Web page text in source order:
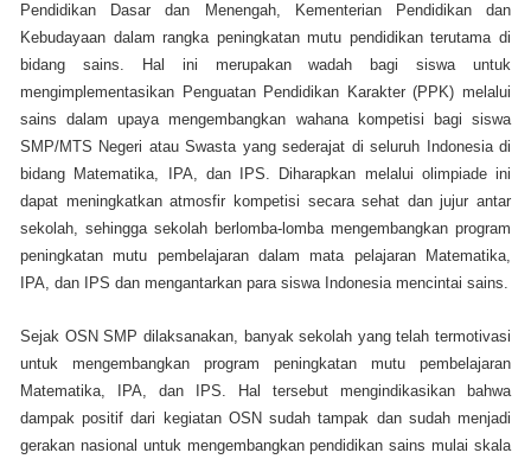
Pendidikan Dasar dan Menengah, Kementerian Pendidikan dan
Kebudayaan dalam rangka peningkatan mutu pendidikan terutama di
bidang sains. Hal ini merupakan wadah bagi siswa untuk
mengimplementasikan Penguatan Pendidikan Karakter (PPK) melalui
sains dalam upaya mengembangkan wahana kompetisi bagi siswa
SMP/MTS Negeri atau Swasta yang sederajat di seluruh Indonesia di
bidang Matematika, IPA, dan IPS. Diharapkan melalui olimpiade ini
dapat meningkatkan atmosfir kompetisi secara sehat dan jujur antar
sekolah, sehingga sekolah berlomba-lomba mengembangkan program
peningkatan mutu pembelajaran dalam mata pelajaran Matematika,
IPA, dan IPS dan mengantarkan para siswa Indonesia mencintai sains.
Sejak OSN SMP dilaksanakan, banyak sekolah yang telah termotivasi
untuk mengembangkan program peningkatan mutu pembelajaran
Matematika, IPA, dan IPS. Hal tersebut mengindikasikan bahwa
dampak positif dari kegiatan OSN sudah tampak dan sudah menjadi
gerakan nasional untuk mengembangkan pendidikan sains mulai skala